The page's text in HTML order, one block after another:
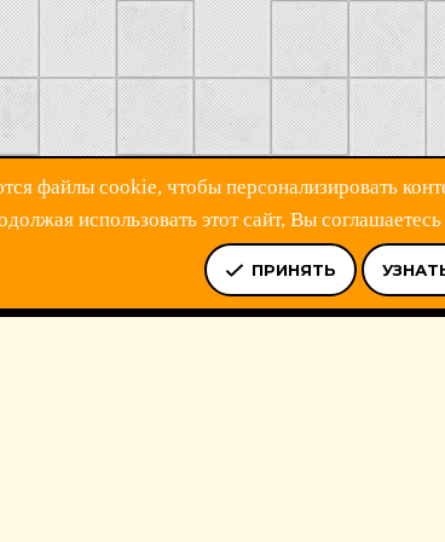
УСЛОВИЯ И ПРАВИЛА ПОЛИТИКА
файлы cookie, чтобы персонализировать
использовать этот сайт, Вы
ПРИНЯТЬ